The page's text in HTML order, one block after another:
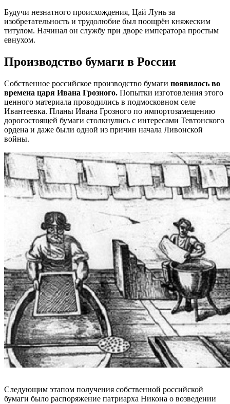
Будучи незнатного происхождения, Цай Лунь за
изобретательность и трудолюбие был поощрён княжеским
титулом. Начинал он службу при дворе императора простым
евнухом.
Производство бумаги в России
Собственное российское производство бумаги появилось во
времена царя Ивана Грозного. Попытки изготовления этого
ценного материала проводились в подмосковном селе
Ивантеевка. Планы Ивана Грозного по импортозамещению
дорогостоящей бумаги столкнулись с интересами Тевтонского
ордена и даже были одной из причин начала Ливонской
войны.
Следующим этапом получения собственной российской
бумаги было распоряжение патриарха Никона о возведении